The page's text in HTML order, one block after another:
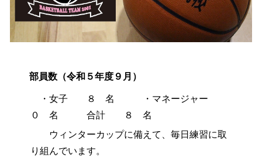
部員数（令和５年度９月）
・女子 ８ 名 ・マネージャー
０ 名 合計 ８ 名
ウィンターカップに備えて、毎日練習に取
り組んでいます。